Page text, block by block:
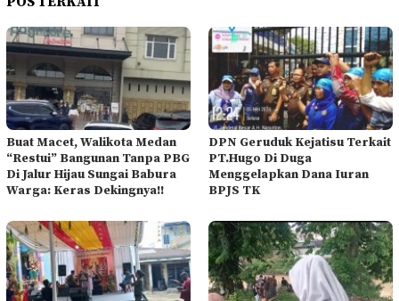
Buat Macet, Walikota Medan
“Restui” Bangunan Tanpa PBG
Di Jalur Hijau Sungai Babura
Warga: Keras Dekingnya!!
DPN Geruduk Kejatisu Terkait
PT.Hugo Di Duga
Menggelapkan Dana Iuran
BPJS TK